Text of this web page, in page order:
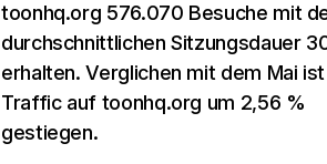
toonhq.org 576.070 Besuche mit
durchschnittlichen Sitzungsdauer
erhalten. Verglichen mit dem Mai
Traffic auf toonhq.org um 2,56 %
gestiegen.